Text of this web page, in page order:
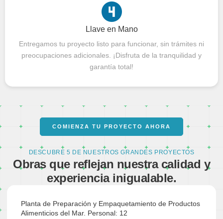
Llave en Mano
Entregamos tu proyecto listo para funcionar, sin trámites ni
preocupaciones adicionales. ¡Disfruta de la tranquilidad y
garantía total!
DESCUBRE 5 DE NUESTROS GRANDES PROYECTOS
Obras que reflejan nuestra calidad y
experiencia inigualable.
Planta de Preparación y Empaquetamiento de Productos
Alimenticios del Mar. Personal: 12
COMIENZA TU PROYECTO AHORA